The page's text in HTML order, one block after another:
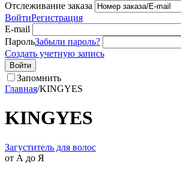
Отслеживание заказа
ВойтиРегистрация
E-mail
ПарольЗабыли пароль?
Создать учетную запись
Войти
Запомнить
Главная/KINGYES
KINGYES
Загуститель для волос
от А до Я